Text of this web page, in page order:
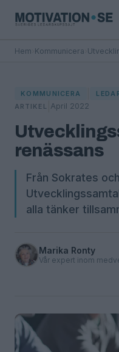
Hem Kommunicera
KOMMUNICERA
ARTIKEL April 2022
renässans
Från Sokrates
alla tänker
Marika Ronty
Vår expert inom